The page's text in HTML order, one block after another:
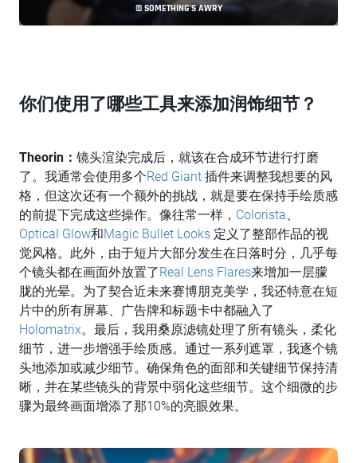
© SOMETHING’S AWRY
你们使用了哪些工具来添加润饰细节？
Theorin： 镜头渲染完成后，就该在合成环节进行打磨
了。我通常会使用多个Red Giant 插件来调整我想要的风
格，但这次还有一个额外的挑战，就是要在保持手绘质感
的前提下完成这些操作。像往常一样， Colorista、
Optical Glow和Magic Bullet Looks 定义了整部作品的视
觉风格。此外，由于短片大部分发生在日落时分，几乎每
个镜头都在画面外放置了 Real Lens Flares来增加一层朦
胧的光晕。为了契合近未来赛博朋克美学，我还特意在短
片中的所有屏幕、广告牌和标题卡中都融入了
Holomatrix。最后，我用桑原滤镜处理了所有镜头，柔化
细节，进一步增强手绘质感。通过一系列遮罩，我逐个镜
头地添加或减少细节。确保角色的面部和关键细节保持清
晰，并在某些镜头的背景中弱化这些细节。这个细微的步
骤为最终画面增添了那10%的亮眼效果。